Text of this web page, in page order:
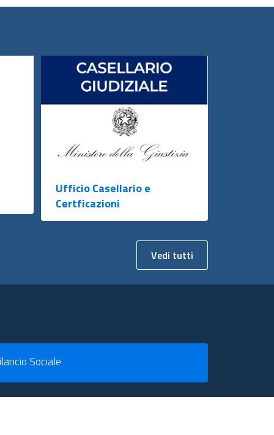
Ufficio Casellario e
Certficazioni
Vedi tutti
Sociale